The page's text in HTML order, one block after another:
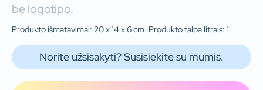
be logotipo.
Produkto išmatavimai: 20 x 14 x 6 cm. Produkto talpa litrais: 1
Norite užsisakyti? Susisiekite su mumis.